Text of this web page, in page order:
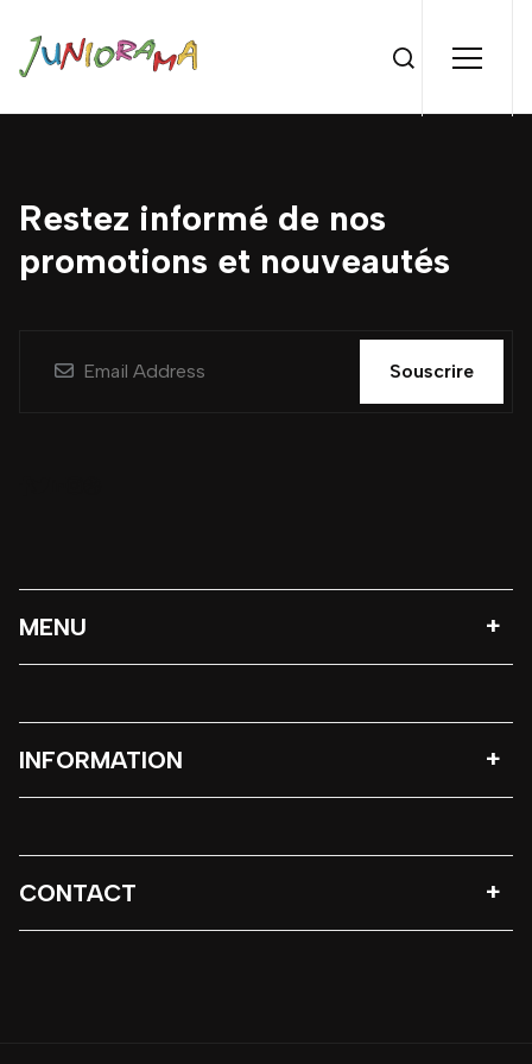
Restez informé de nos
promotions et nouveautés
Souscrire
MENU
INFORMATION
CONTACT